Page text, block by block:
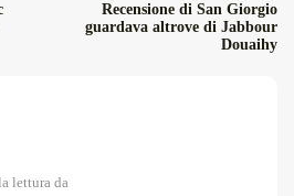
Recensione di San Giorgio
guardava altrove di Jabbour
Douaihy
lettura da